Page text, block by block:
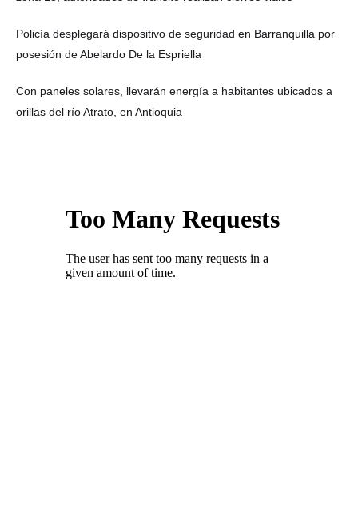
Policía desplegará dispositivo de seguridad en Barranquilla por
posesión de Abelardo De la Espriella
Con paneles solares, llevarán energía a habitantes ubicados a
orillas del río Atrato, en Antioquia